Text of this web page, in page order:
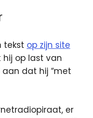
tekst op zijn site
op last van
aan dat hij “met
er